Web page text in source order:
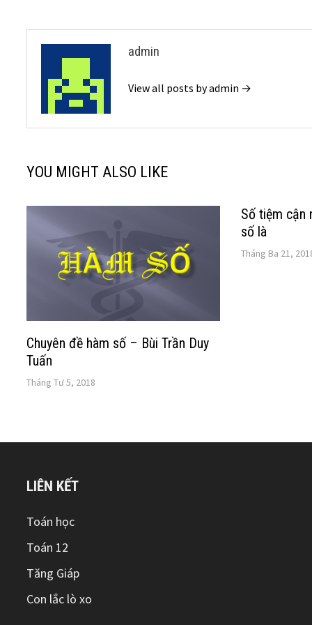
admin
View all posts by admin →
YOU MIGHT ALSO LIKE
Chuyên đề hàm số – Bùi Trần Duy
Tuấn
Tháng Tư 5, 2018
Số tiệm cận
số là
Tháng Ba 21,
LIÊN KẾT
Toán học
Toán 12
Tăng Giáp
Con lắc lò xo